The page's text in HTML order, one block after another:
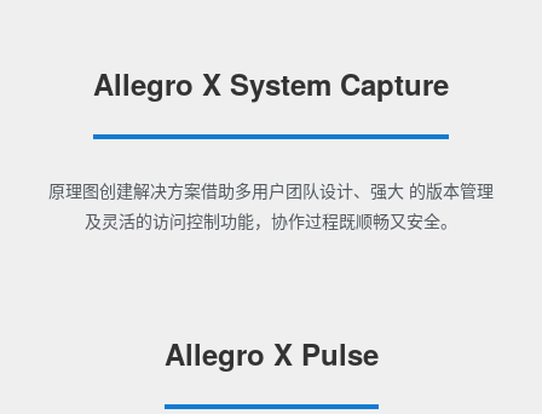
Allegro X System Capture
原理图创建解决方案借助多用户团队设计、强大 的版本管理
及灵活的访问控制功能，协作过程既顺畅又安全。
Allegro X Pulse